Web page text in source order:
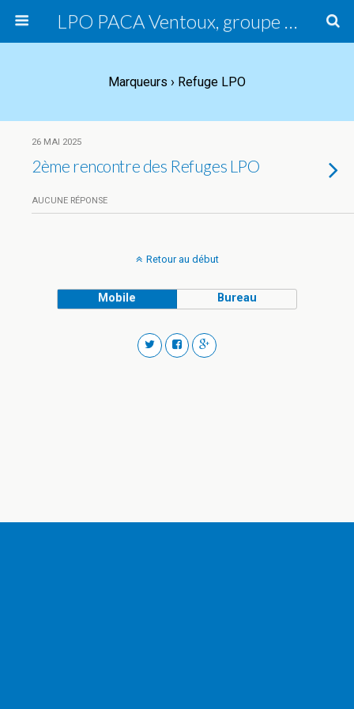
LPO PACA Ventoux, groupe local
Marqueurs › Refuge LPO
26 MAI 2025
2ème rencontre des Refuges LPO
AUCUNE RÉPONSE
Retour au début
Mobile Bureau